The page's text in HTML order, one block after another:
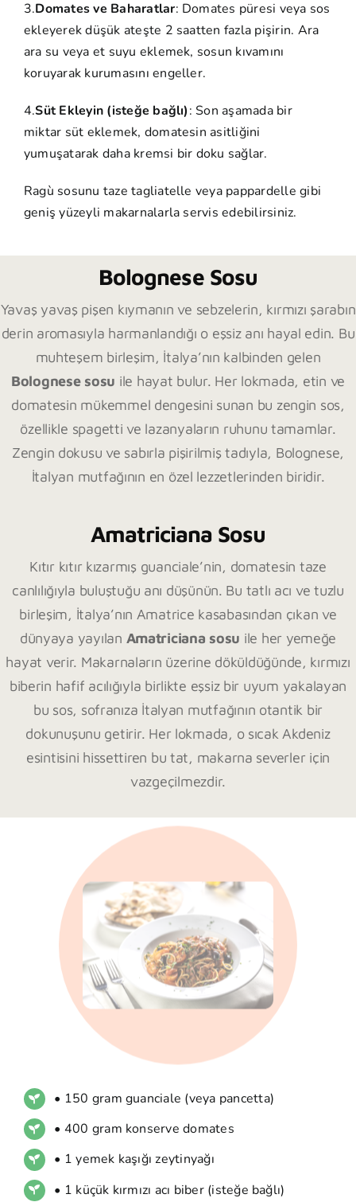
3.Domates ve Baharatlar: Domates püresi veya sos
ekleyerek düşük ateşte 2 saatten fazla pişirin. Ara
ara su veya et suyu eklemek, sosun kıvamını
koruyarak kurumasını engeller.
4.Süt Ekleyin (isteğe bağlı): Son aşamada bir
miktar süt eklemek, domatesin asitliğini
yumuşatarak daha kremsi bir doku sağlar.
Ragù sosunu taze tagliatelle veya pappardelle gibi
geniş yüzeyli makarnalarla servis edebilirsiniz.
Bolognese Sosu
Yavaş yavaş pişen kıymanın ve sebzelerin, kırmızı şarabın
derin aromasıyla harmanlandığı o eşsiz anı hayal edin. Bu
muhteşem birleşim, İtalya’nın kalbinden gelen
Bolognese sosu ile hayat bulur. Her lokmada, etin ve
domatesin mükemmel dengesini sunan bu zengin sos,
özellikle spagetti ve lazanyaların ruhunu tamamlar.
Zengin dokusu ve sabırla pişirilmiş tadıyla, Bolognese,
İtalyan mutfağının en özel lezzetlerinden biridir.
Amatriciana Sosu
Kıtır kıtır kızarmış guanciale’nin, domatesin taze
canlılığıyla buluştuğu anı düşünün. Bu tatlı acı ve tuzlu
birleşim, İtalya’nın Amatrice kasabasından çıkan ve
dünyaya yayılan Amatriciana sosu ile her yemeğe
hayat verir. Makarnaların üzerine döküldüğünde, kırmızı
biberin hafif acılığıyla birlikte eşsiz bir uyum yakalayan
bu sos, sofranıza İtalyan mutfağının otantik bir
dokunuşunu getirir. Her lokmada, o sıcak Akdeniz
esintisini hissettiren bu tat, makarna severler için
vazgeçilmezdir.
• 150 gram guanciale (veya pancetta)
• 400 gram konserve domates
• 1 yemek kaşığı zeytinyağı
• 1 küçük kırmızı acı biber (isteğe bağlı)